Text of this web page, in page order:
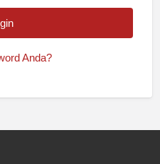
Anda?